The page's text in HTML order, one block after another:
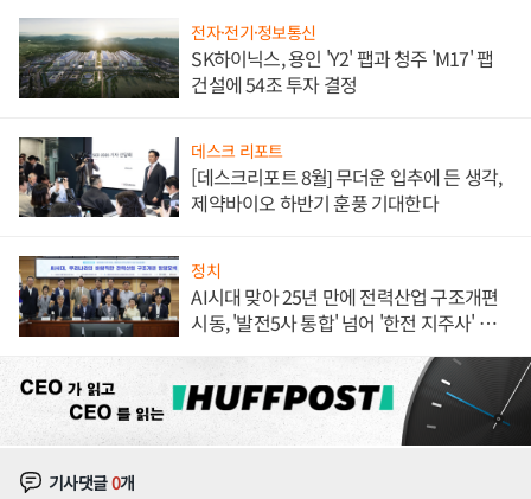
전자·전기·정보통신
SK하이닉스, 용인 'Y2' 팹과 청주 'M17' 팹
건설에 54조 투자 결정
데스크 리포트
[데스크리포트 8월] 무더운 입추에 든 생각,
제약바이오 하반기 훈풍 기대한다
정치
AI시대 맞아 25년 만에 전력산업 구조개편
시동, '발전5사 통합' 넘어 '한전 지주사' 재편
기사댓글0개